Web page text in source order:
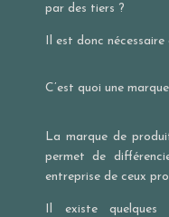
par des tiers ?
Il est donc
C’est quoi une
La marque de
permet de
entreprise de ceux
Il existe